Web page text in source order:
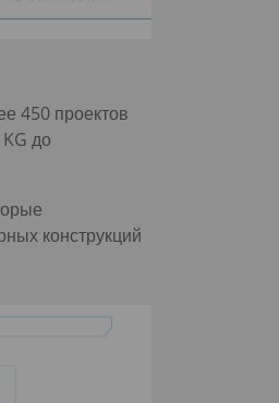
450 проектов
до
конструкций